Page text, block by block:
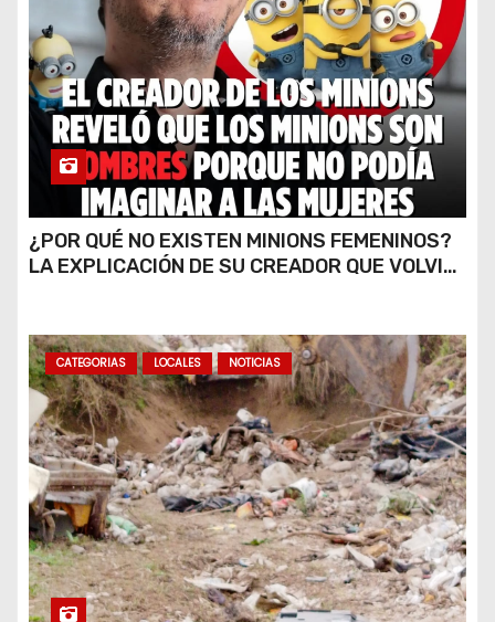
¿POR QUÉ NO EXISTEN MINIONS FEMENINOS?
LA EXPLICACIÓN DE SU CREADOR QUE VOLVIÓ
CATEGORIAS LOCALES NOTICIAS